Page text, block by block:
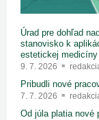
Úrad pre dohľad
stanovisko k
estetickej medicíny
9. 7. 2026
Pribudli nové
7. 7. 2026
Od júla platia nové